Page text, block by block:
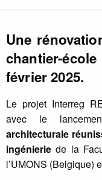
Une
chantier-
février 2025.
Le projet Interreg
avec le
architecturale
ingénierie de la
l’UMONS (Belgique)